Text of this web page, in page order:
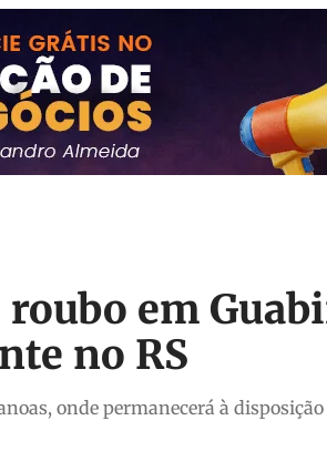
em
no RS
onde permanecerá à disposição